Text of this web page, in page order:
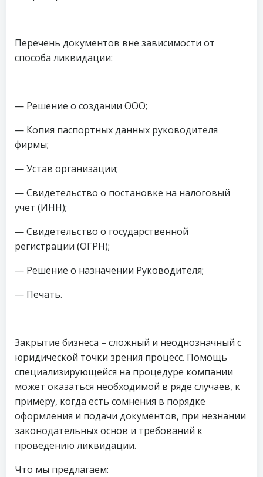
Перечень документов вне зависимости от
способа ликвидации:
— Решение о создании ООО;
— Копия паспортных данных руководителя
фирмы;
— Устав организации;
— Свидетельство о постановке на налоговый
учет (ИНН);
— Свидетельство о государственной
регистрации (ОГРН);
— Решение о назначении Руководителя;
— Печать.
Закрытие бизнеса – сложный и неоднозначный с
юридической точки зрения процесс. Помощь
специализирующейся на процедуре компании
может оказаться необходимой в ряде случаев, к
примеру, когда есть сомнения в порядке
оформления и подачи документов, при незнании
законодательных основ и требований к
проведению ликвидации.
Что мы предлагаем: